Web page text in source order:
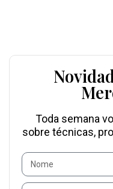
Toda semana
sobre técnicas,